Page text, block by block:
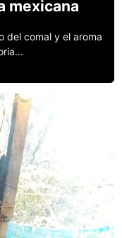
mexicana
del comal y el aroma